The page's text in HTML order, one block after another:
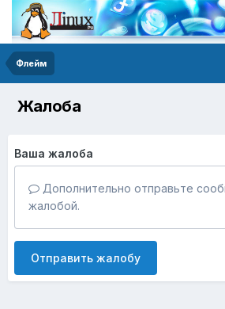
Флейм
Жалоба
Ваша жалоба
Дополнительно отправьте
жалобой.
Отправить жалобу